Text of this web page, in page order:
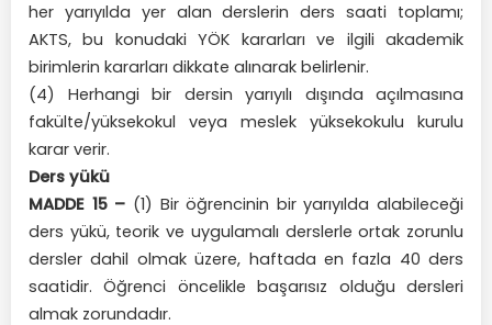
her yarıyılda yer alan derslerin ders saati toplamı;
AKTS, bu konudaki YÖK kararları ve ilgili akademik
birimlerin kararları dikkate alınarak belirlenir.
(4) Herhangi bir dersin yarıyılı dışında açılmasına
fakülte/yüksekokul veya meslek yüksekokulu kurulu
karar verir.
Ders yükü
MADDE 15 – (1) Bir öğrencinin bir yarıyılda alabileceği
ders yükü, teorik ve uygulamalı derslerle ortak zorunlu
dersler dahil olmak üzere, haftada en fazla 40 ders
saatidir. Öğrenci öncelikle başarısız olduğu dersleri
almak zorundadır.